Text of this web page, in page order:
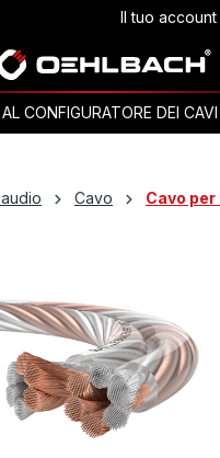
principale Il tuo account
CONFIGURATORE DEI CAVI
Cavo Cavo